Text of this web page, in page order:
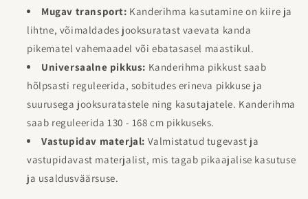
Mugav transport: Kanderihma kasutamine on kiire ja
lihtne, võimaldades jooksuratast vaevata kanda
pikematel vahemaadel või ebatasasel maastikul.
Universaalne pikkus: Kanderihma pikkust saab
hõlpsasti reguleerida, sobitudes erineva pikkuse ja
suurusega jooksuratastele ning kasutajatele. Kanderihma
saab reguleerida 130 - 168 cm pikkuseks.
Vastupidav materjal: Valmistatud tugevast ja
vastupidavast materjalist, mis tagab pikaajalise kasutuse
ja usaldusväärsuse.